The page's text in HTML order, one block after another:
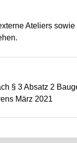
Ateliers
§ 3 Absatz 2
März 2021